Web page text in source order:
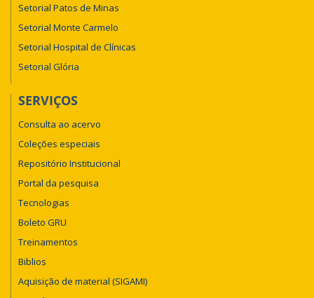
Setorial Patos de Minas
Setorial Monte Carmelo
Setorial Hospital de Clínicas
Setorial Glória
SERVIÇOS
Consulta ao acervo
Coleções especiais
Repositório Institucional
Portal da pesquisa
Tecnologias
Boleto GRU
Treinamentos
Biblios
Aquisição de material (SIGAMI)